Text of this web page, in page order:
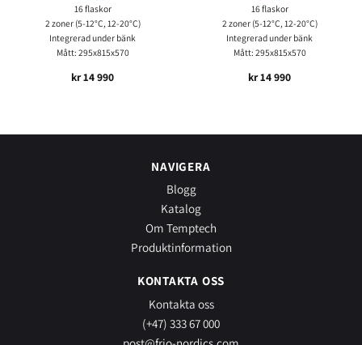
16 flaskor
2 zoner (5-12°C, 12-20°C)
Integrerad under bänk
Mått: 295x815x570
kr14 990
16 flaskor
2 zoner (5-12°C, 12-20°C)
Integrerad under bänk
Mått: 295x815x570
kr14 990
NAVIGERA
Blogg
Katalog
Om Temptech
Produktinformation
KONTAKTA OSS
Kontakta oss
(+47) 333 67 000